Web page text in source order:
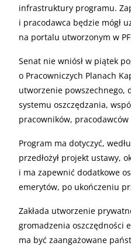
infrastruktury programu.
i pracodawca będzie mógł
na portalu utworzonym w
Senat nie wniósł w piątek
o Pracowniczych Planach
utworzenie powszechnego,
systemu oszczędzania,
pracowników,
Program ma dotyczyć,
przedłożył projekt ustawy,
i ma zapewnić dodatkowe
emerytów, po ukończeniu
Zakłada utworzenie
gromadzenia oszczędności
ma być zaangażowane